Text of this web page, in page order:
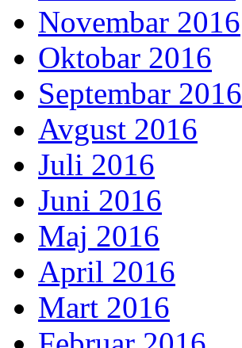
Novembar 2016
Oktobar 2016
Septembar 2016
Avgust 2016
Juli 2016
Juni 2016
Maj 2016
April 2016
Mart 2016